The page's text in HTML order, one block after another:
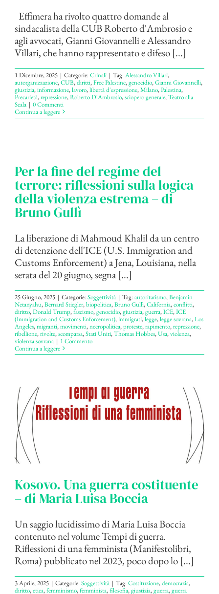
Effimera ha rivolto quattro domande al
sindacalista della CUB Roberto d'Ambrosio e
agli avvocati, Gianni Giovannelli e Alessandro
Villari, che hanno rappresentato e difeso [...]
1 Dicembre, 2025 | Categorie:Crinali | Tag:Alessandro Villari,
autorganizzazione,CUB,diritti,Free Palestine,genocidio,Gianni Giovannelli,
giustizia,informazione,lavoro,libertà d'espressione,Milano,Palestina,
Precarietà,repressione,Roberto D'Ambrosio,sciopero generale,Teatro alla
Scala | 0 Commenti
Continua a leggere
Per la fine del regime del
terrore: riflessioni sulla logica
della violenza estrema – di
Bruno Gullì
La liberazione di Mahmoud Khalil da un centro
di detenzione dell'ICE (U.S. Immigration and
Customs Enforcement) a Jena, Louisiana, nella
serata del 20 giugno, segna [...]
25 Giugno, 2025 | Categorie:Soggettività | Tag:autoritarismo,Benjamin
Netanyahu,Bernard Stiegler,biopolitica,Bruno Gullì,California,conflitti,
diritto,Donald Trump,fascismo,genocidio,giustizia,guerra,ICE,ICE
(Immigration and Customs Enforcement),immigrati,legge,legge sovrana,Los
Angeles,migranti,movimenti,necropolitica,proteste,rapimento,repressione,
ribellione,rivolte,scomparsa,Stati Uniti,Thomas Hobbes,Usa,violenza,
violenza sovrana | 1 Commento
Continua a leggere
Kosovo. Una guerra costituente
– di Maria Luisa Boccia
Un saggio lucidissimo di Maria Luisa Boccia
contenuto nel volume Tempi di guerra.
Riflessioni di una femminista (Manifestolibri,
Roma) pubblicato nel 2023, poco dopo lo [...]
3 Aprile, 2025 | Categorie:Soggettività | Tag:Costituzione,democrazia,
diritto,etica,femminismo,femminista,filosofia,giustizia,guerra,guerra